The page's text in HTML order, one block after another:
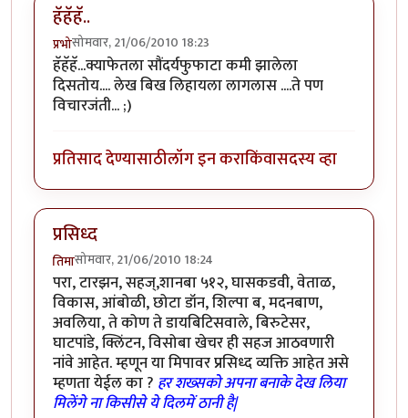
हॅहॅहॅ..
प्रभोसोमवार, 21/06/2010 18:23
हॅहॅहॅ...क्याफेतला सौंदर्यफुफाटा कमी झालेला
दिसतोय.... लेख बिख लिहायला लागलास ....ते पण
विचारजंती... ;)
प्रतिसाद देण्यासाठीलॉग इन कराकिंवासदस्य व्हा
प्रसिध्द
तिमासोमवार, 21/06/2010 18:24
परा, टारझन, सहज्,शानबा ५१२, घासकडवी, वेताळ,
विकास, आंबोळी, छोटा डॉन, शिल्पा ब, मदनबाण,
अवलिया, ते कोण ते डायबिटिसवाले, बिरुटेसर,
घाटपांडे, क्लिंटन, विसोबा खेचर ही सहज आठवणारी
नांवे आहेत. म्हणून या मिपावर प्रसिध्द व्यक्ति आहेत असे
म्हणता येईल का ? हर शख्सको अपना बनाके देख लिया
मिलेंगे ना किसीसे ये दिलमें ठानी है|